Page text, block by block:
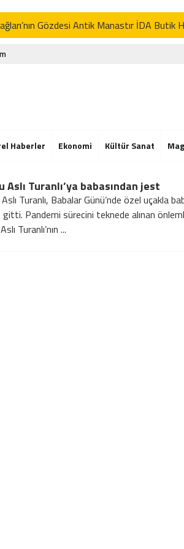
Gözdesi Antik Manastır İDA
İran açıklaması: “Uygun
Der’in Geleneksel Pikniğine Rekor Katılım
Gözdesi Antik Manastır İDA
İran açıklaması: “Uygun
Haberler Ekonomi Kültür Sanat
Aslı Turanlı’ya babasından jest
Turanlı, Babalar Günü’nde özel uçakla
gitti. Pandemi sürecini teknede alınan
Turanlı’nın ...